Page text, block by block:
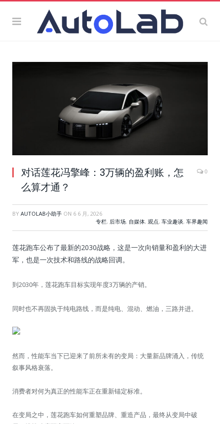
对话莲花冯擎峰：3万辆的盈利账，怎
么算才通？
0
BY AUTOLAB小助手 ON 6 6 月, 2026
专栏, 后市场, 自媒体, 观点, 车业趣谈, 车界趣闻
莲花跑车公布了最新的2030战略，这是一次向销量和盈利的大进
军，也是一次技术和路线的战略回调。
到2030年，莲花跑车目标实现年度3万辆的产销。
同时也不再固执于纯电路线，而是纯电、混动、燃油，三路并进。
然而，性能车当下已迎来了前所未有的变局：大量新品牌涌入，传统
叙事风格衰落。
消费者对何为真正的性能车正在重新锚定标准。
在变局之中，莲花跑车如何重塑品牌、重造产品，最终从变局中破